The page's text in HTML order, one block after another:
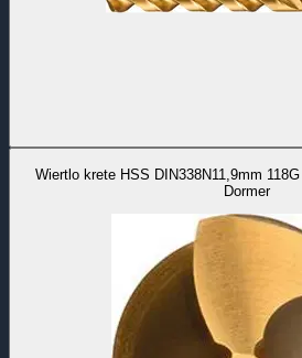
Wiertlo krete HSS DIN338N11,9mm
Dormer